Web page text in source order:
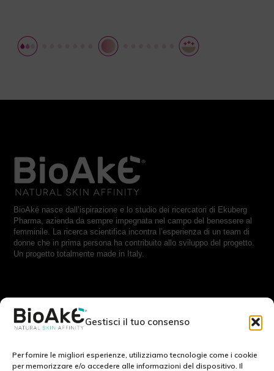
Gestisci il tuo consenso
Per fornire le migliori esperienze, utilizziamo tecnologie come i cookie
per memorizzare e/o accedere alle informazioni del dispositivo. Il
BioAké nasce dall’ispirazione e lo studio dei ricercatori di Ekuberg
Pharma, azienda da sempre impegnata nel campo del benessere al
femminile. La ricerca scientifica incontra l’esperienza di un team di
donne che in prima persona ha contribuito allo sviluppo del progetto.
Un progetto totalmente made in Italy.
RESTA IN CONTATTO CON NOI: